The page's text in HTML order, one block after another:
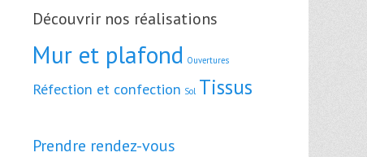
Découvrir nos réalisations
Mur et plafond Ouvertures
Réfection et confection Sol Tissus
Prendre rendez-vous